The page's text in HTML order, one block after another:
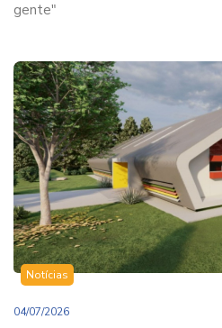
gente"
Notícias
04/07/2026